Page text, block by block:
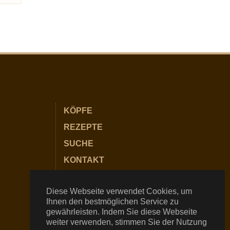
Diese Webseite verwendet Cookies, um
Ihnen den bestmöglichen Service zu
gewährleisten. Indem Sie diese Webseite
weiter verwenden, stimmen Sie der Nutzung
KÖPFE
REZEPTE
SUCHE
KONTAKT
IMPRESSUM
DATENSCHUTZ